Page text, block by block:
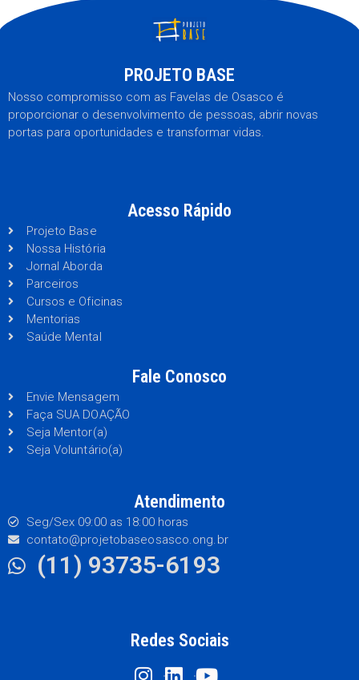
PROJETO BASE
Nosso compromisso com as Favelas de Osasco é
proporcionar o desenvolvimento de pessoas, abrir novas
portas para oportunidades e transformar vidas.
Acesso Rápido
Projeto Base
Nossa História
Jornal Aborda
Parceiros
Cursos e Oficinas
Mentorias
Saúde Mental
Fale Conosco
Envie Mensagem
Faça SUA DOAÇÃO
Seja Mentor(a)
Seja Voluntário(a)
Atendimento
Seg/Sex 09:00 as 18:00 horas
contato@projetobaseosasco.ong.br
(11) 93735-6193
Redes Sociais